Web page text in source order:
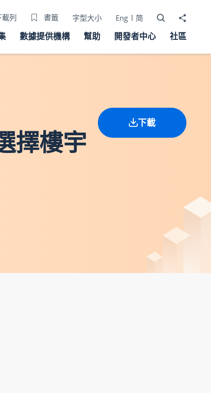
載列 書籤 字型大小 Eng 简 打開搜尋器
分享至
數據提供機構 幫助 開發者中心 社區
擇樓宇
下載